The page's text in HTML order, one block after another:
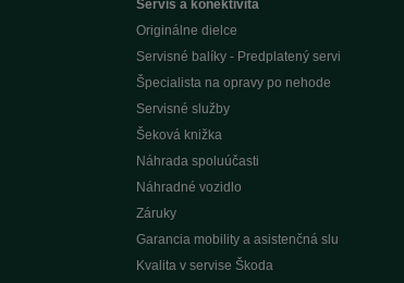
Servis a konektivita
Originálne dielce
Servisné balíky - Predplatený servi
Špecialista na opravy po nehode
Servisné služby
Šeková knižka
Náhrada spoluúčasti
Náhradné vozidlo
Záruky
Garancia mobility a asistenčná slu
Kvalita v servise Škoda